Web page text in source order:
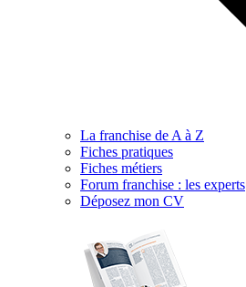
La franchise de A à Z
Fiches pratiques
Fiches métiers
Forum franchise : les experts
Déposez mon CV